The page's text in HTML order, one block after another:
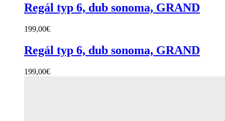
Regál typ 6, dub sonoma, GRAND
199,00€
Regál typ 6, dub sonoma, GRAND
199,00€